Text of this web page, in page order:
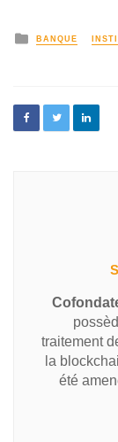
BANQUE
traitement
la
été